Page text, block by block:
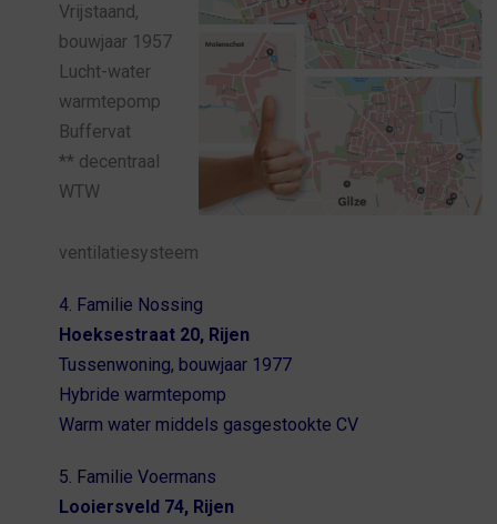
Vrijstaand,
bouwjaar 1957
Lucht-water
warmtepomp
Buffervat
** decentraal
WTW
ventilatiesysteem
4. Familie Nossing
Hoeksestraat 20, Rijen
Tussenwoning, bouwjaar 1977
Hybride warmtepomp
Warm water middels gasgestookte CV
5. Familie Voermans
Looiersveld 74, Rijen